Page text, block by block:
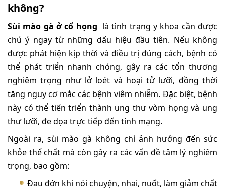
không?
Sùi mào gà ở cổ họng là tình trạng y khoa cần được
chú ý ngay từ những dấu hiệu đầu tiên. Nếu không
được phát hiện kịp thời và điều trị đúng cách, bệnh có
thể phát triển nhanh chóng, gây ra các tổn thương
nghiêm trọng như lở loét và hoại tử lưỡi, đồng thời
tăng nguy cơ mắc các bệnh viêm nhiễm. Đặc biệt, bệnh
này có thể tiến triển thành ung thư vòm họng và ung
thư lưỡi, đe dọa trực tiếp đến tính mạng.
Ngoài ra, sùi mào gà không chỉ ảnh hưởng đến sức
khỏe thể chất mà còn gây ra các vấn đề tâm lý nghiêm
trọng, bao gồm:
Đau đớn khi nói chuyện, nhai, nuốt, làm giảm chất